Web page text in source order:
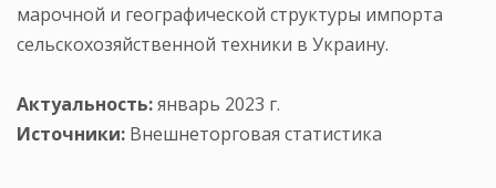
марочной и географической структуры импорта
сельскохозяйственной техники в Украину.
Актуальность:январь 2023 г.
Источники: Внешнеторговая статистика